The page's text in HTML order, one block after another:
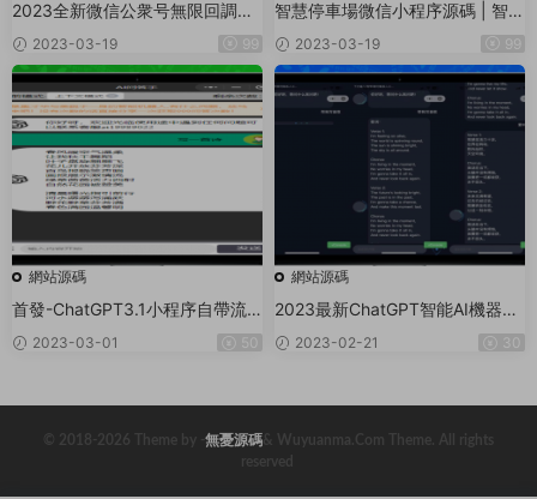
2023全新微信公衆号無限回調系
統 2023-03-19
智慧停車場微信小程序源碼 | 智能
停車系統源碼 | 全開源
2023-03-19
網站源碼
首發-ChatGPT3.1小程序自帶流
量主版本！
2023-03-01 50
網站源碼
2023最新ChatGPT智能AI機器人
微信小程序源碼_帶部署教程
2023-02-21 30
© 2018-2026 Theme by -無憂源碼& Wuyuanma.Com Theme. All rights
reserved